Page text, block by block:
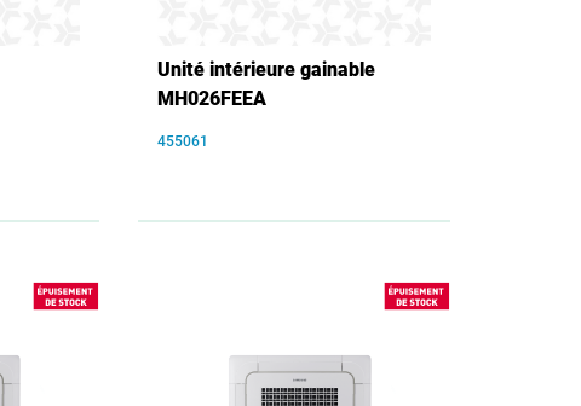
Unité intérieure gainable
MH026FEEA
455061